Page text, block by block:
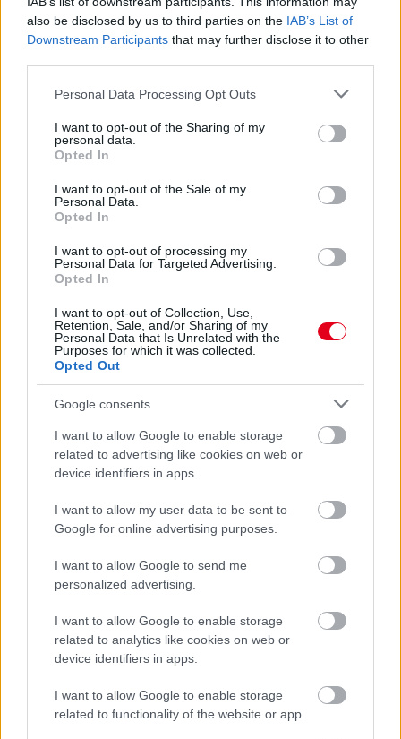
also be disclosed by us to third parties on the IAB’s List of
Downstream Participants that may further disclose it to other
Please note that this website/app uses one or more Google
not limited to your visit or usage behaviour. You may click to
grant or deny consent to Google and its third-party tags to
use your data for below specified purposes in below Google
consent section.
Personal Data Processing Opt Outs
I want to opt-out of the Sharing of my
personal data.
Opted In
I want to opt-out of the Sale of my
Personal Data.
Opted In
I want to opt-out of processing my
Personal Data for Targeted Advertising.
Opted In
I want to opt-out of Collection, Use,
Retention, Sale, and/or Sharing of my
Personal Data that Is Unrelated with the
Purposes for which it was collected.
Opted Out
Google consents
I want to allow Google to enable storage
related to advertising like cookies on web or
device identifiers in apps.
I want to allow my user data to be sent to
Google for online advertising purposes.
I want to allow Google to send me
personalized advertising.
I want to allow Google to enable storage
related to analytics like cookies on web or
device identifiers in apps.
I want to allow Google to enable storage
related to functionality of the website or app.
Megvan, mikor kezdődik az F1-es Bahreini Nagydíj
Ilyen lehet a jövő F1-es szabályrendszere Domenicali
szerint